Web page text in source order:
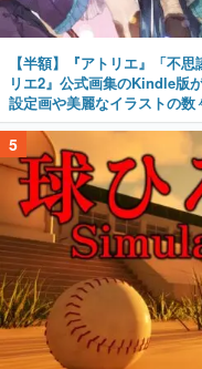
【半額】『アトリエ』「不
リエ2』公式画集のKindle版
設定画や美麗なイラストの数
5